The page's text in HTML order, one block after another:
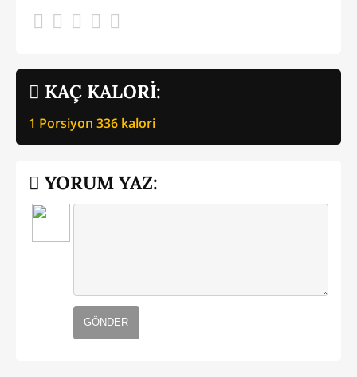
KAÇ KALORİ:
1 Porsiyon 336 kalori
YORUM YAZ:
GÖNDER